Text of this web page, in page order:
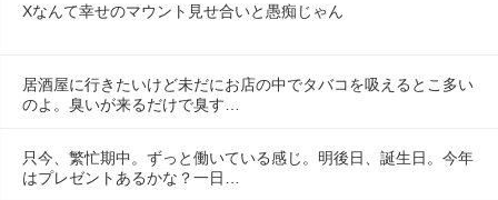
Xなんて幸せのマウント見せ合いと愚痴じゃん
居酒屋に行きたいけど未だにお店の中でタバコを吸えるとこ多い
のよ。臭いが来るだけで臭す…
只今、繁忙期中。ずっと働いている感じ。明後日、誕生日。今年
はプレゼントあるかな？一日…